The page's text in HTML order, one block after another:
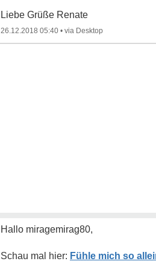
Liebe Grüße Renate
26.12.2018 05:40 •
Hallo miragemirag80,
Fühle mich so